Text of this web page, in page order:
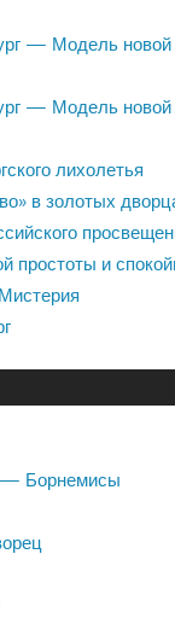
— Модель
— Модель
лихолетья
в золотых
простоты и
— Борнемисы